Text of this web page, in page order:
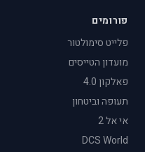
פורומים
פלייט סימולטור
מועדון הטייסים
פאלקון 4.0
תעופה וביטחון
אי אל 2
DCS World